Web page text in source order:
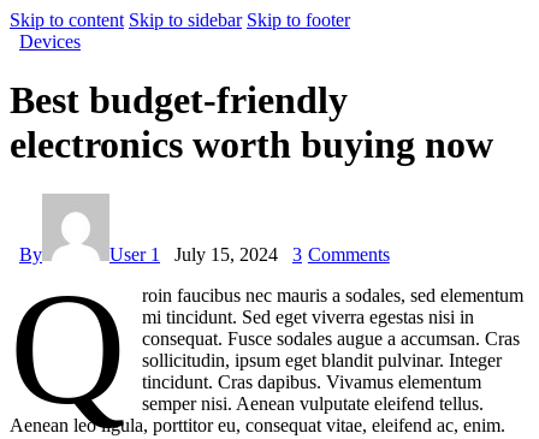
Skip to content Skip to sidebar Skip to footer
Devices
Best budget-friendly
electronics worth buying now
By User 1 July 15, 2024 3 Comments
Q
roin faucibus nec mauris a sodales, sed elementum
mi tincidunt. Sed eget viverra egestas nisi in
consequat. Fusce sodales augue a accumsan. Cras
sollicitudin, ipsum eget blandit pulvinar. Integer
tincidunt. Cras dapibus. Vivamus elementum
semper nisi. Aenean vulputate eleifend tellus.
Aenean leo ligula, porttitor eu, consequat vitae, eleifend ac, enim.